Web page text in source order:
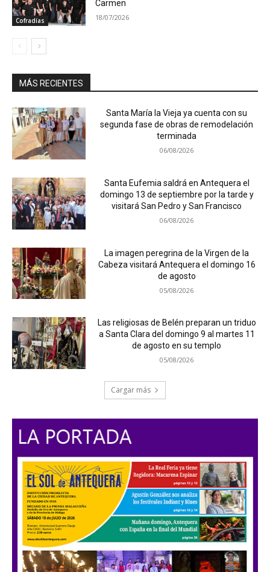
Cofradías
Carmen
18/07/2026
MÁS RECIENTES
Santa María la Vieja ya cuenta con su
segunda fase de obras de remodelación
terminada
06/08/2026
Santa Eufemia saldrá en Antequera el
domingo 13 de septiembre por la tarde y
visitará San Pedro y San Francisco
06/08/2026
La imagen peregrina de la Virgen de la
Cabeza visitará Antequera el domingo 16
de agosto
05/08/2026
Las religiosas de Belén preparan un triduo
a Santa Clara del domingo 9 al martes 11
de agosto en su templo
05/08/2026
Cargar más